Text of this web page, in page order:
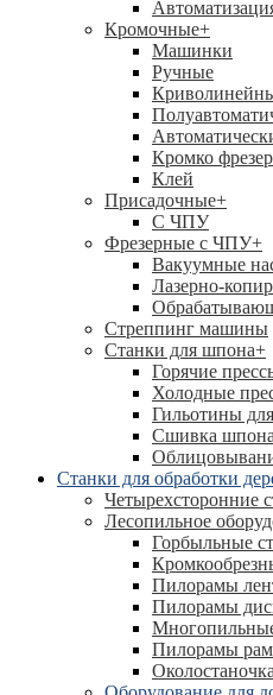
Кромочные+
Машинки
Ручные
Кромко
Клей
Присадочные+
С ЧПУ
Фрезерные с ЧПУ+
Вакуумные
Лазерно-
Стреппинг машины
Станки для шпона+
Горячие
Холодные
Гильотины
Сшивка шпона
Станки для обработки
Четырехсторонние
Лесопильное
Горбыльные
Пилорамы
Пилорамы
Пилорамы
Околостаночка